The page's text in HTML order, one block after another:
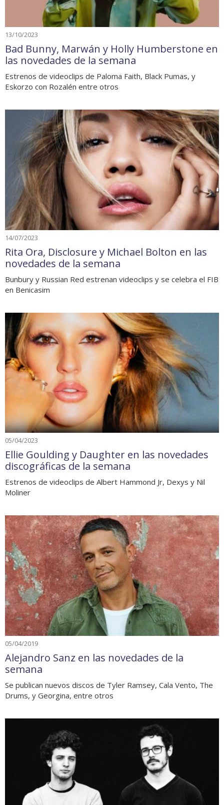
13/10/2023
Bad Bunny, Marwán y Holly Humberstone en
las novedades de la semana
Estrenos de videoclips de Paloma Faith, Black Pumas, y
Eskorzo con Rozalén entre otros
14/07/2023
Rita Ora, Disclosure y Michael Bolton en las
novedades de la semana
Bunbury y Russian Red estrenan videoclips y se celebra el FIB
en Benicasim
05/04/2023
Ellie Goulding y Daughter en las novedades
discográficas de la semana
Estrenos de videoclips de Albert Hammond Jr, Dexys y Nil
Moliner
05/04/2019
Alejandro Sanz en las novedades de la
semana
Se publican nuevos discos de Tyler Ramsey, Cala Vento, The
Drums, y Georgina, entre otros